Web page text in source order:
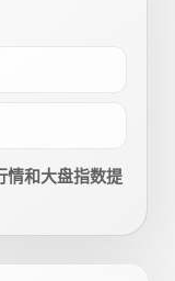
情和大盘指数提